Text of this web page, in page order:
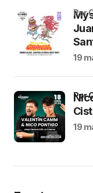
por
19
por
19